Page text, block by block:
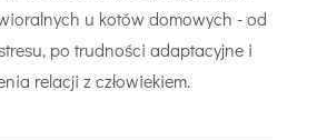
u kotów domowych - od
po trudności adaptacyjne i
relacji z człowiekiem.